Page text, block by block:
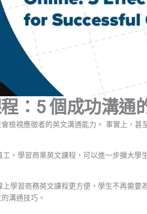
：5 個成功溝通
檢視應徵者的英文溝通能力。 事實上，
，學習商業英文課程，可以進一步擴大學
學習商務英文課程更方便，學生不再需要
溝通技巧。